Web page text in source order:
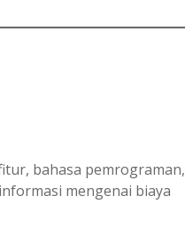
bahasa pemrograman,
mengenai biaya